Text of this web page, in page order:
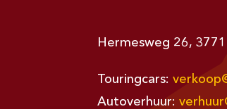
Hermesweg 26,
Touringcars:
Autoverhuur: